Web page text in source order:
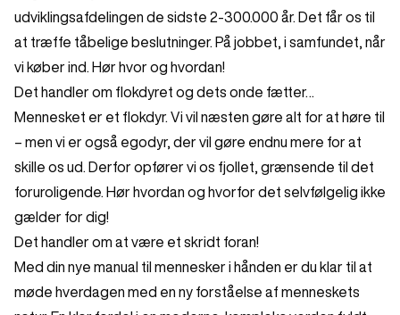
udviklingsafdelingen de sidste 2-300.000 år. Det får os til
at træffe tåbelige beslutninger. På jobbet, i samfundet, når
vi køber ind. Hør hvor og hvordan!
Det handler om flokdyret og dets onde fætter…
Mennesket er et flokdyr. Vi vil næsten gøre alt for at høre til
– men vi er også egodyr, der vil gøre endnu mere for at
skille os ud. Derfor opfører vi os fjollet, grænsende til det
foruroligende. Hør hvordan og hvorfor det selvfølgelig ikke
gælder for dig!
Det handler om at være et skridt foran!
Med din nye manual til mennesker i hånden er du klar til at
møde hverdagen med en ny forståelse af menneskets